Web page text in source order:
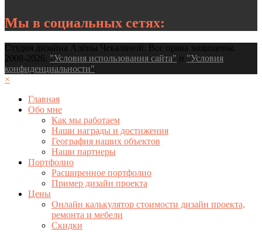
Мы в социальных сетях:
Студия дизайна Алёны Чекалиной. Все права защищены.
2008-2026. "Условия использования сайта" и "Условия
конфиденциальности"
×
Главная
Обо мне
Как мы работаем
Наши награды и достижения
География наших объектов
Наши партнеры
Портфолио
Расширенное портфолио
Пример дизайн проекта
Цены
Онлайн калькулятор стоимости дизайн проекта,
ремонта и мебели
Скидки